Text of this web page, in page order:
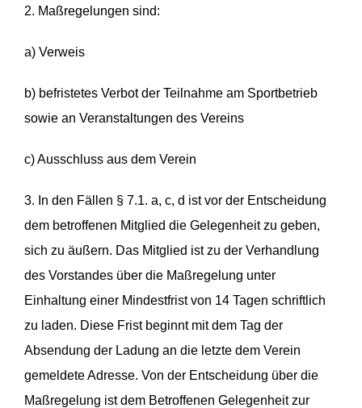
2. Maßregelungen sind:
a) Verweis
b) befristetes Verbot der Teilnahme am Sportbetrieb
sowie an Veranstaltungen des Vereins
c) Ausschluss aus dem Verein
3. In den Fällen § 7.1. a, c, d ist vor der Entscheidung
dem betroffenen Mitglied die Gelegenheit zu geben,
sich zu äußern. Das Mitglied ist zu der Verhandlung
des Vorstandes über die Maßregelung unter
Einhaltung einer Mindestfrist von 14 Tagen schriftlich
zu laden. Diese Frist beginnt mit dem Tag der
Absendung der Ladung an die letzte dem Verein
gemeldete Adresse. Von der Entscheidung über die
Maßregelung ist dem Betroffenen Gelegenheit zur